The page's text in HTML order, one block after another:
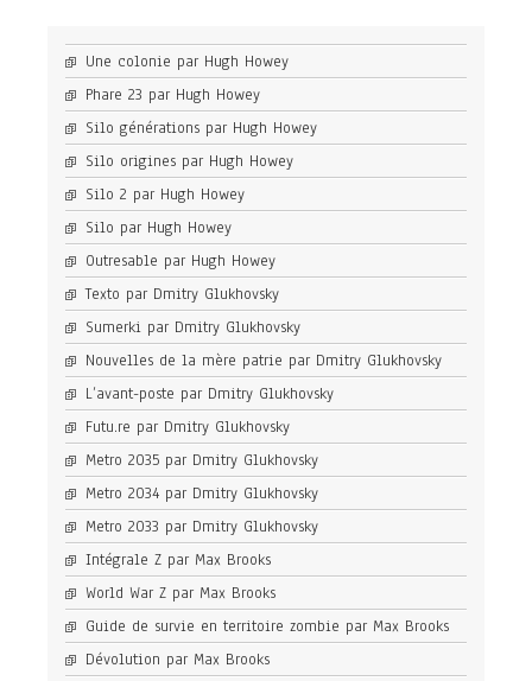
Une colonie par Hugh Howey
Phare 23 par Hugh Howey
Silo générations par Hugh Howey
Silo origines par Hugh Howey
Silo 2 par Hugh Howey
Silo par Hugh Howey
Outresable par Hugh Howey
Texto par Dmitry Glukhovsky
Sumerki par Dmitry Glukhovsky
Nouvelles de la mère patrie par Dmitry Glukhovsky
L’avant-poste par Dmitry Glukhovsky
Futu.re par Dmitry Glukhovsky
Metro 2035 par Dmitry Glukhovsky
Metro 2034 par Dmitry Glukhovsky
Metro 2033 par Dmitry Glukhovsky
Intégrale Z par Max Brooks
World War Z par Max Brooks
Guide de survie en territoire zombie par Max Brooks
Dévolution par Max Brooks